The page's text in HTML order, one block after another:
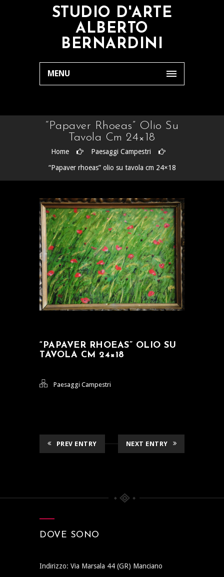
STUDIO D'ARTE
ALBERTO
BERNARDINI
MENU
“Papaver Rhoeas” Olio Su
Tavola Cm 24×18
Home
Paesaggi Campestri
“Papaver rhoeas” olio su tavola cm 24×18
“PAPAVER RHOEAS” OLIO SU
TAVOLA CM 24×18
Paesaggi Campestri
PREV ENTRY NEXT ENTRY
DOVE SONO
Indirizzo: Via Marsala 44 (GR) Manciano